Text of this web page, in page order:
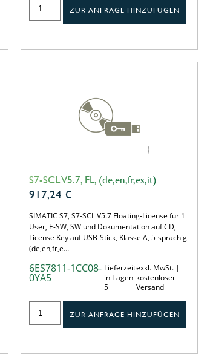
ZUR ANFRAGE HINZUFÜGEN
S7-SCL V5.7, FL, (de,en,fr,es,it)
917,24€
SIMATIC S7, S7-SCL V5.7 Floating-License für 1
User, E-SW, SW und Dokumentation auf CD,
License Key auf USB-Stick, Klasse A, 5-sprachig
(de,en,fr,e…
6ES7811-1CC08-
0YA5
Lieferzeit
in Tagen
5
exkl. MwSt. |
kostenloser
Versand
ZUR ANFRAGE HINZUFÜGEN